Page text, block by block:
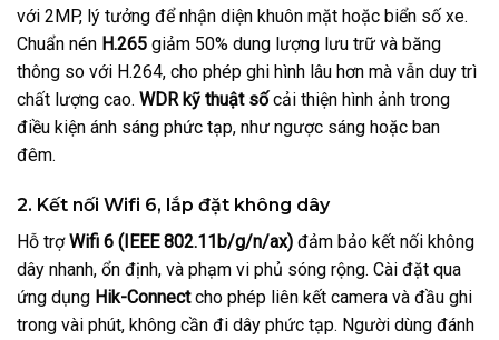
với 2MP, lý tưởng để nhận diện khuôn mặt hoặc biển số xe.
Chuẩn nén H.265 giảm 50% dung lượng lưu trữ và băng
thông so với H.264, cho phép ghi hình lâu hơn mà vẫn duy trì
chất lượng cao. WDR kỹ thuật sốcải thiện hình ảnh trong
điều kiện ánh sáng phức tạp, như ngược sáng hoặc ban
đêm.
2. Kết nối Wifi 6, lắp đặt không dây
Hỗ trợWifi 6 (IEEE 802.11b/g/n/ax) đảm bảo kết nối không
dây nhanh, ổn định, và phạm vi phủ sóng rộng. Cài đặt qua
ứng dụng Hik-Connectcho phép liên kết camera và đầu ghi
trong vài phút, không cần đi dây phức tạp. Người dùng đánh